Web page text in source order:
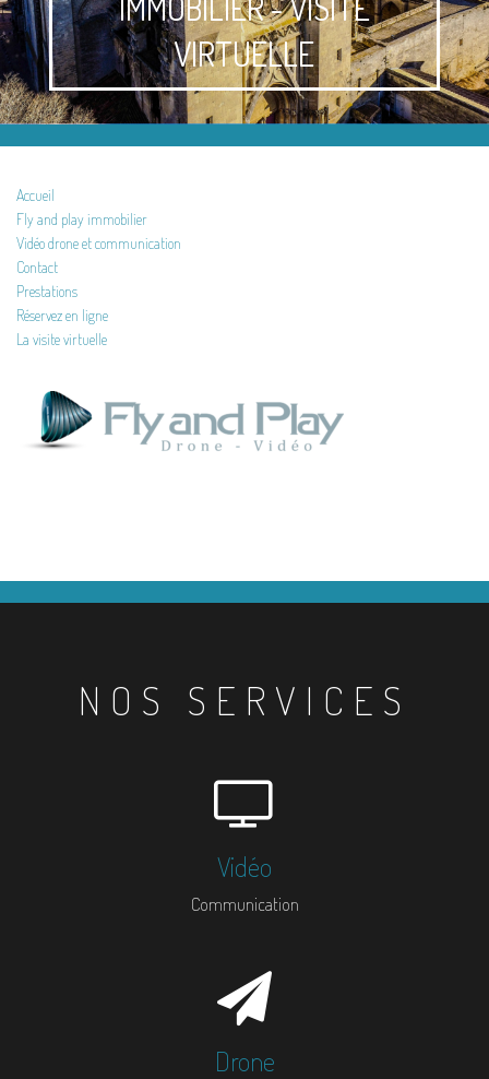
VIRTUELLE
Accueil
Fly and play immobilier
Vidéo drone et communication
Contact
Prestations
Réservez en ligne
La visite virtuelle
NOS SERVICES
Vidéo
Communication
Drone